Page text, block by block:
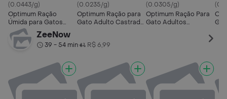
(0.0443/g)
Optimum Ração
Úmida para Gatos
Castrados 1+ Anos
Sabor Frango
(0.0235/g)
Optimum Ração para
Gato Adulto Castrado
(0.0305/g)
Optimum Ração Para
Gato Adultos
ZeeNow
39 - 54 min• R$ 6,99